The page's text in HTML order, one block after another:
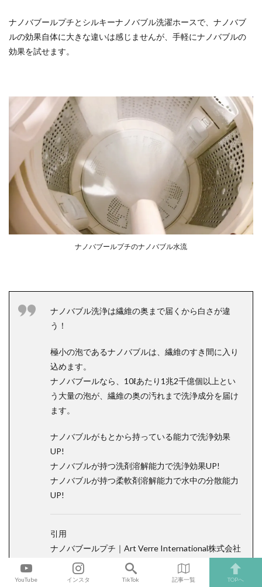
ナノバブールプチとシルキーナノバブル洗濯ホースで、ナノバブ
ルの効果自体に大きな違いは感じませんが、手軽にナノバブルの
効果を試せます。
ナノバブールプチのナノバブル水流
ナノバブル洗浄は繊維の奥まで届くから白さが違
う！
極小の泡であるナノバブルは、繊維のすき間に入り
込めます。
ナノバブールなら、10ℓあたり1兆2千億個以上とい
う大量の泡が、繊維の奥の汚れまで洗浄成分を届け
ます。
ナノバブルがもとから持っている能力で洗浄効果
UP!
ナノバブルが持つ洗剤溶解能力で洗浄効果UP!
ナノバブルが持つ柔軟剤溶解能力で水中の分散能力
UP!
引用
ナノバブールプチ｜Art Verre International株式会社
https://art-verre.com/petit/
YouTube インスタ TikTok 記事一覧 TOPへ